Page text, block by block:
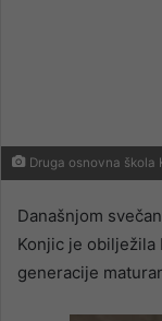
Druga osnovna škola
Današnjom
Konjic je obilježila
generacije